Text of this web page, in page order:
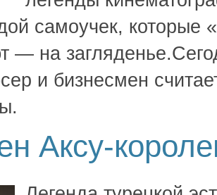
самоучек, которые
— на
и бизнесмен
Аксу-